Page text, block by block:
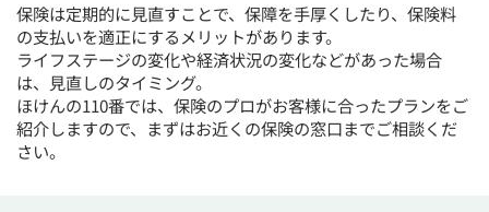
保険は定期的に見直すことで、保障を手厚くしたり、保険料
の支払いを適正にするメリットがあります。
ライフステージの変化や経済状況の変化などがあった場合
は、見直しのタイミング。
ほけんの110番では、保険のプロがお客様に合ったプランをご
紹介しますので、まずはお近くの保険の窓口までご相談くだ
さい。